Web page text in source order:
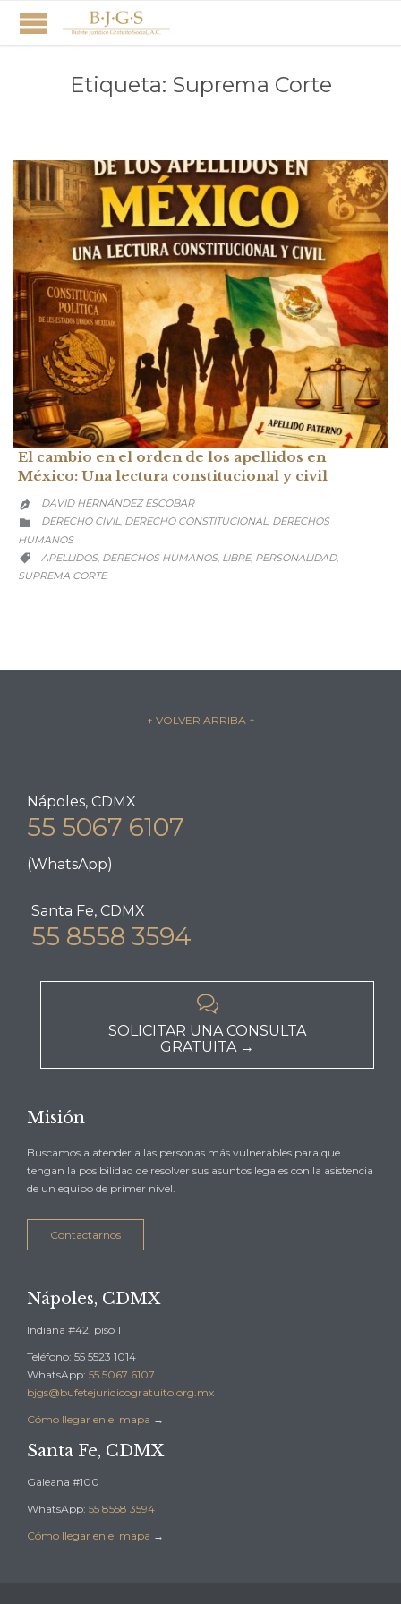
Etiqueta: Suprema Corte
El cambio en el orden de los apellidos en
México: Una lectura constitucional y civil
 DAVID HERNÁNDEZ ESCOBAR
 CATEGORY
DERECHO CIVIL, DERECHO CONSTITUCIONAL, DERECHOS
HUMANOS
 CATEGORY
APELLIDOS, DERECHOS HUMANOS, LIBRE, PERSONALIDAD,
SUPREMA CORTE
– ↑ VOLVER ARRIBA ↑ –
Nápoles, CDMX
55 5067 6107
(WhatsApp)
Santa Fe, CDMX
55 8558 3594

SOLICITAR UNA CONSULTA
GRATUITA →
Misión
Buscamos a atender a las personas más vulnerables para que
tengan la posibilidad de resolver sus asuntos legales con la asistencia
de un equipo de primer nivel.
Contactarnos
Nápoles, CDMX
Indiana #42, piso 1
Teléfono: 55 5523 1014
WhatsApp: 55 5067 6107
bjgs@bufetejuridicogratuito.org.mx
Cómo llegar en el mapa →
Santa Fe, CDMX
Galeana #100
WhatsApp: 55 8558 3594
Cómo llegar en el mapa →